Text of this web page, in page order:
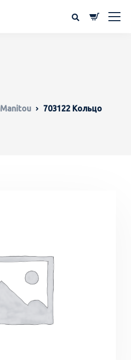
Manitou 703122 Кольцо